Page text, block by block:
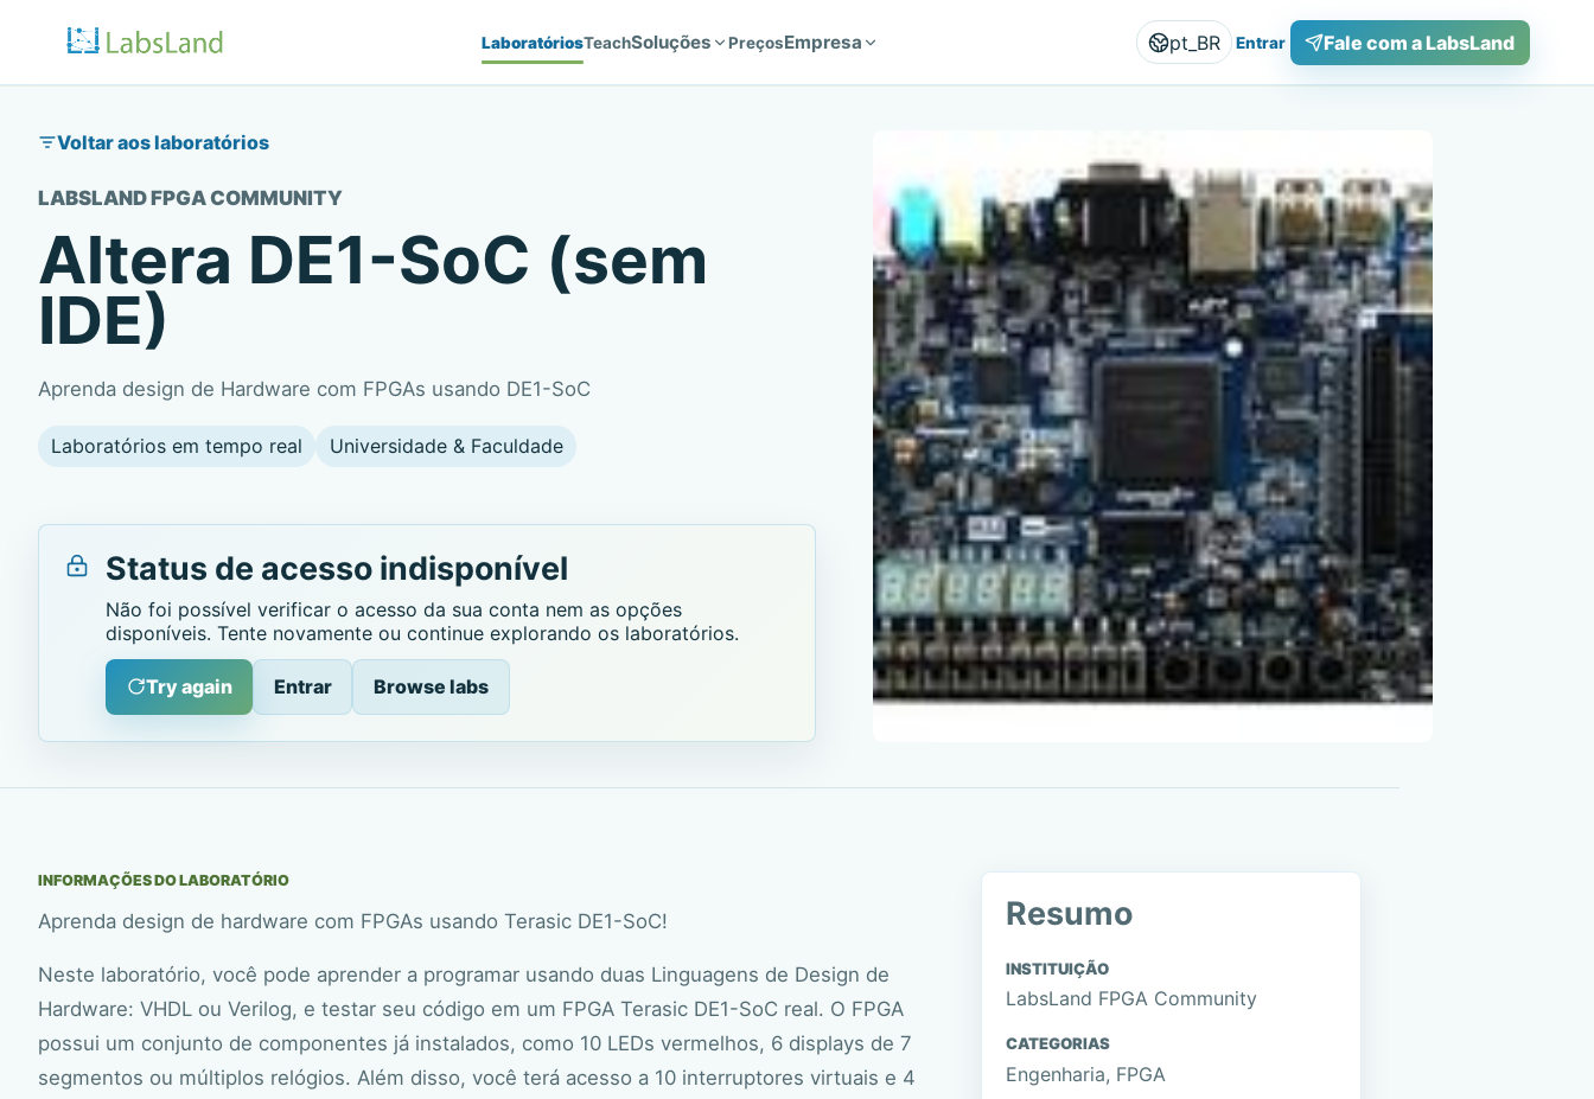
LaboratóriosTeachSoluções PreçosEmpresa pt_BR Entrar Fale com a LabsLand
Voltar aos laboratórios
LABSLAND FPGA COMMUNITY
Altera DE1-SoC (sem
IDE)
Aprenda design de Hardware com FPGAs usando DE1-SoC
Laboratórios em tempo real Universidade & Faculdade
Status de acesso indisponível
Não foi possível verificar o acesso da sua conta nem as opções
disponíveis. Tente novamente ou continue explorando os laboratórios.
Try again Entrar Browse labs
INFORMAÇÕES DO LABORATÓRIO
Aprenda design de hardware com FPGAs usando Terasic DE1-SoC!
Neste laboratório, você pode aprender a programar usando duas Linguagens de Design de
Hardware: VHDL ou Verilog, e testar seu código em um FPGA Terasic DE1-SoC real. O FPGA
possui um conjunto de componentes já instalados, como 10 LEDs vermelhos, 6 displays de 7
segmentos ou múltiplos relógios. Além disso, você terá acesso a 10 interruptores virtuais e 4
Resumo
INSTITUIÇÃO
LabsLand FPGA Community
CATEGORIAS
Engenharia, FPGA